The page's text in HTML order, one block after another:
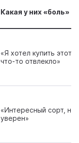
Какая у них «боль»
«Я хотел купить этот
что-то отвлекло»
«Интересный сорт,
уверен»